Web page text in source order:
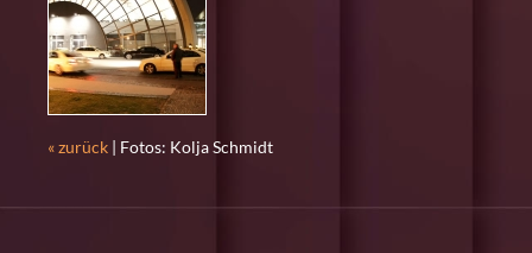
« zurück | Fotos: Kolja Schmidt